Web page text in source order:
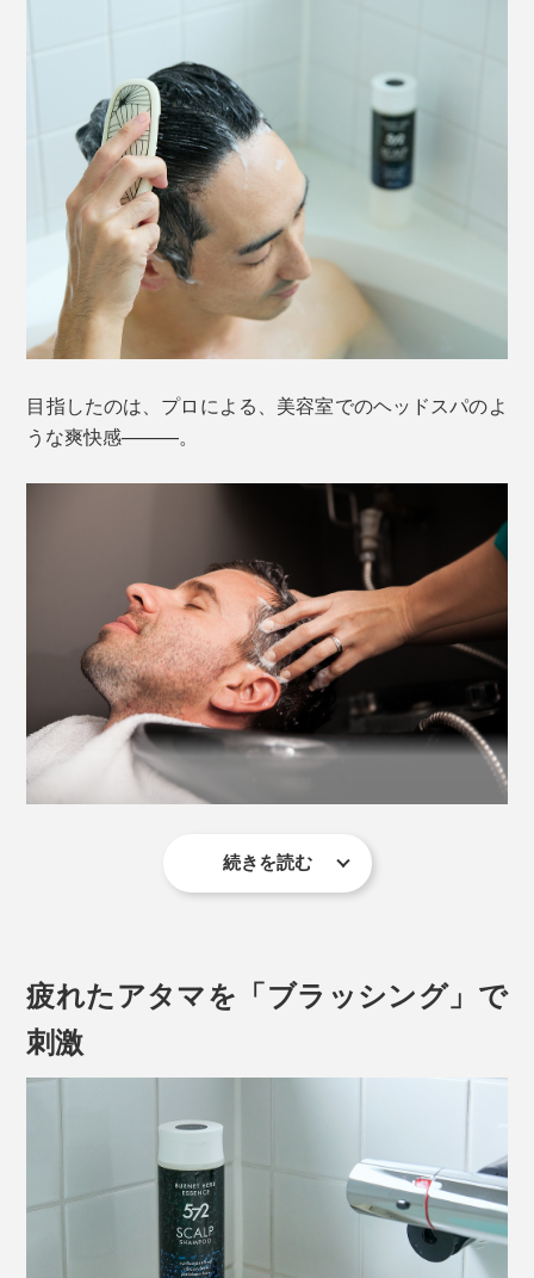
男性の頭皮は、「油分が多くて、水分は少ない」傾向が
あるせいで、髪のハリやコシが少なく、ボリュームが減
りがち。
そんな男性の頭皮と髪にぴったりな、「スカルプブラ
シ」と薬用の「シャンプー」「トリートメント」「育毛
目指したのは、プロによる、美容室でのヘッドスパのよ
うな爽快感———。
誰でもカンタンに、心地よい頭皮ケアができる「スカル
続きを読む
疲れたアタマを「ブラッシング」で
刺激